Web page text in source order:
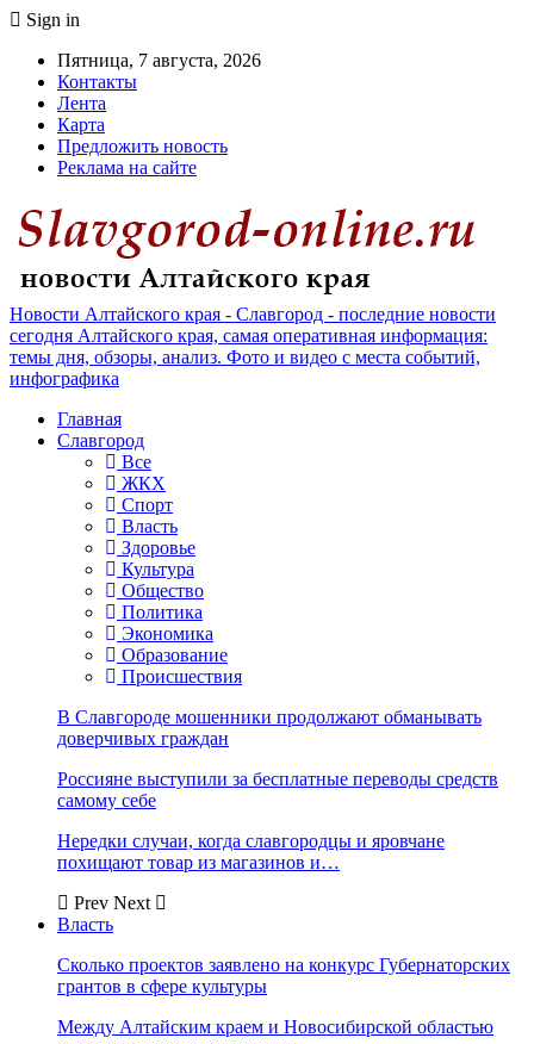
Sign in
Пятница, 7 августа, 2026
Контакты
Лента
Карта
Предложить новость
Реклама на сайте
Новости Алтайского края - Славгород - последние новости
сегодня Алтайского края, самая оперативная информация:
темы дня, обзоры, анализ. Фото и видео с места событий,
инфографика
Главная
Славгород
Все
ЖКХ
Спорт
Власть
Здоровье
Культура
Общество
Политика
Экономика
Образование
Происшествия
В Славгороде мошенники продолжают обманывать
доверчивых граждан
Россияне выступили за бесплатные переводы средств
самому себе
Нередки случаи, когда славгородцы и яровчане
похищают товар из магазинов и…
Prev Next
Власть
Сколько проектов заявлено на конкурс Губернаторских
грантов в сфере культуры
Между Алтайским краем и Новосибирской областью